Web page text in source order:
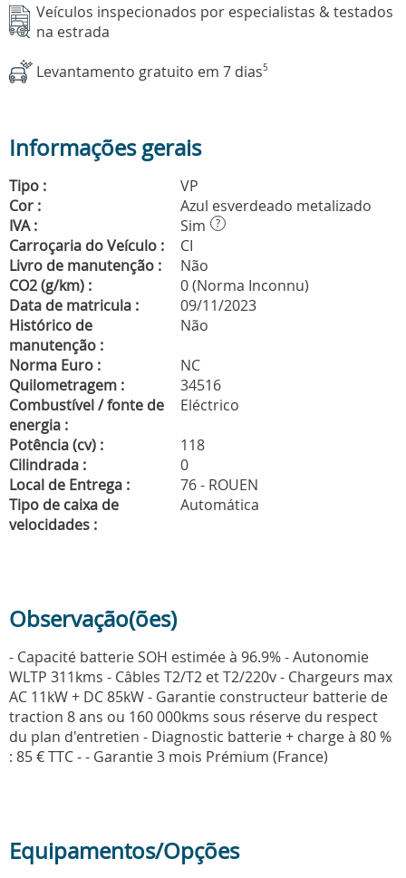
Veículos inspecionados por especialistas & testados
na estrada
Levantamento gratuito em 7 dias5
Informações gerais
Tipo :
VP
Cor :
Azul esverdeado metalizado
IVA :
Sim ?
Carroçaria do Veículo :
CI
Livro de manutenção :
Não
CO2 (g/km) :
0 (Norma Inconnu)
Data de matricula :
09/11/2023
Histórico de
manutenção :
Não
Norma Euro :
NC
Quilometragem :
34516
Combustível / fonte de
energia :
Eléctrico
Potência (cv) :
118
Cilindrada :
0
Local de Entrega :
76 - ROUEN
Tipo de caixa de
velocidades :
Automática
Observação(ões)
- Capacité batterie SOH estimée à 96.9% - Autonomie
WLTP 311kms - Câbles T2/T2 et T2/220v - Chargeurs max
AC 11kW + DC 85kW - Garantie constructeur batterie de
traction 8 ans ou 160 000kms sous réserve du respect
du plan d'entretien - Diagnostic batterie + charge à 80 %
: 85 € TTC - - Garantie 3 mois Prémium (France)
Equipamentos/Opções